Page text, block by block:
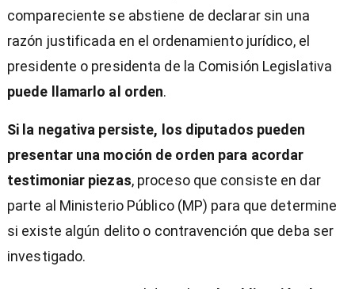
compareciente se abstiene de declarar sin una
razón justificada en el ordenamiento jurídico, el
presidente o presidenta de la Comisión Legislativa
puede llamarlo al orden.
Si la negativa persiste, los diputados pueden
presentar una moción de orden para acordar
testimoniar piezas, proceso que consiste en dar
parte al Ministerio Público (MP) para que determine
si existe algún delito o contravención que deba ser
investigado.